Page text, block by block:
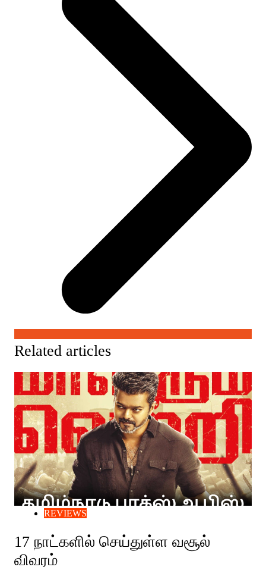
Related articles
REVIEWS
17 நாட்களில் செய்துள்ள வசூல்
விவரம்